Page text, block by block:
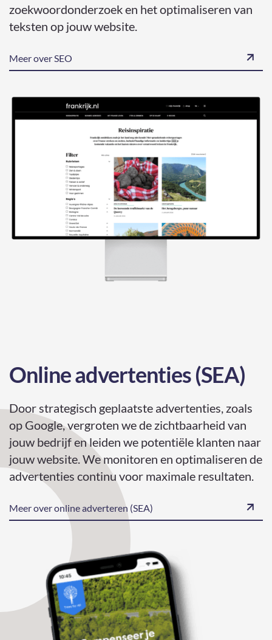
zoekwoordonderzoek en het optimaliseren van
teksten op jouw website.
Meer over SEO
Online advertenties (SEA)
Door strategisch geplaatste advertenties, zoals
op Google, vergroten we de zichtbaarheid van
jouw bedrijf en leiden we potentiële klanten naar
jouw website. We monitoren en optimaliseren de
advertenties continu voor maximale resultaten.
Meer over online adverteren (SEA)